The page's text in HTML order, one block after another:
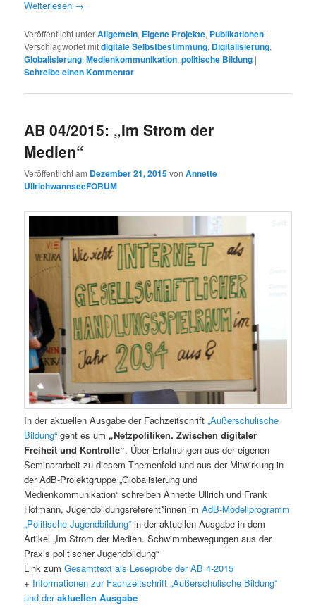
Weiterlesen →
Veröffentlicht unterAllgemein, Eigene Projekte, Publikationen |
Verschlagwortet mitdigitale Selbstbestimmung, Digitalisierung,
Globalisierung,Medienkommunikation,politische Bildung |
Schreibe einen Kommentar
AB 04/2015: „Im Strom der
Medien“
Veröffentlicht am Dezember 21, 2015vonAnnette
UllrichwannseeFORUM
In der aktuellen Ausgabe der Fachzeitschrift„Außerschulische
Bildung“ geht es um „Netzpolitiken. Zwischen digitaler
Freiheit und Kontrolle“. Über Erfahrungen aus der eigenen
Seminararbeit zu diesem Themenfeld und aus der Mitwirkung in
der AdB-Projektgruppe „Globalisierung und
Medienkommunikation“ schreiben Annette Ullrich und Frank
Hofmann, Jugendbildungsreferent*innen imAdB-Modellprogramm
„Politische Jugendbildung“ in der aktuellen Ausgabe in dem
Artikel „Im Strom der Medien. Schwimmbewegungen aus der
Praxis politischer Jugendbildung“
Link zumGesamttext als Leseprobe der AB 4-2015
+ Informationen zur Fachzeitschrift „Außerschulische Bildung“
und deraktuellen Ausgabe